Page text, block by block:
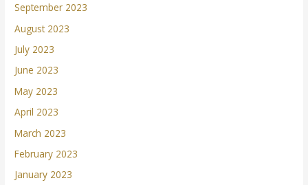
September 2023
August 2023
July 2023
June 2023
May 2023
April 2023
March 2023
February 2023
January 2023